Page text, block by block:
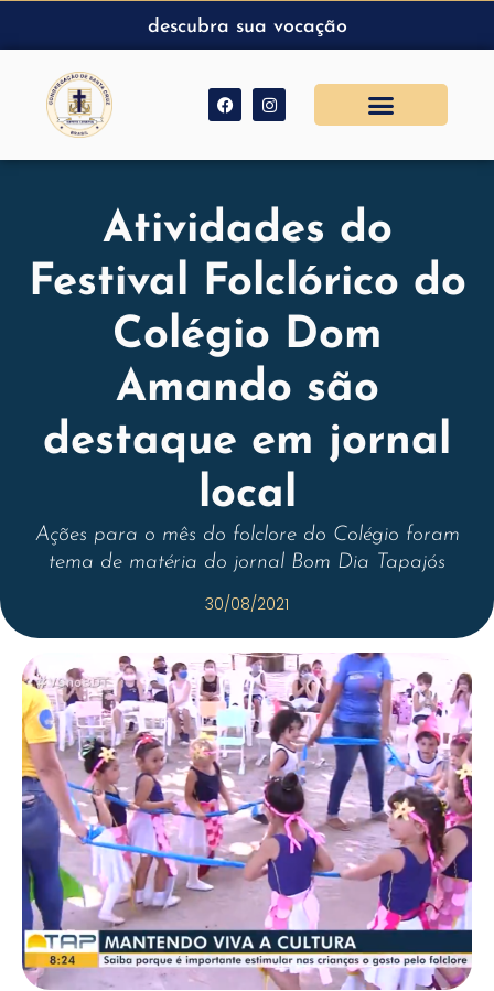
descubra sua vocação
Atividades do
Festival Folclórico do
Colégio Dom
Amando são
destaque em jornal
local
Ações para o mês do folclore do Colégio foram
tema de matéria do jornal Bom Dia Tapajós
30/08/2021